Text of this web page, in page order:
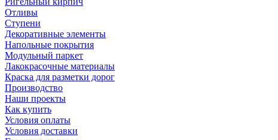
Отливы
Ступени
Декоративные элементы
Напольные покрытия
Модульный паркет
Лакокрасочные материалы
Краска для разметки дорог
Производство
Наши проекты
Как купить
Условия оплаты
Условия доставки